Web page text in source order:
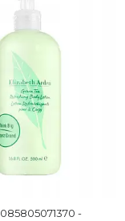
085805071370 -